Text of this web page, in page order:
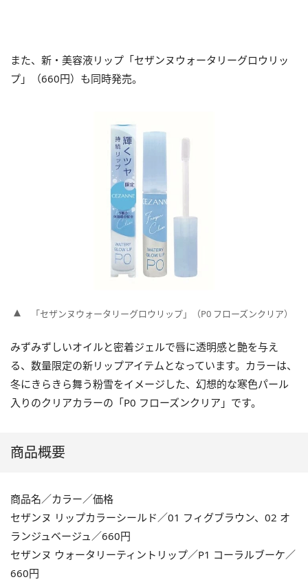
また、新・美容液リップ「セザンヌウォータリーグロウリッ
プ」（660円）も同時発売。
「セザンヌウォータリーグロウリップ」（P0 フローズンクリア）
みずみずしいオイルと密着ジェルで唇に透明感と艶を与え
る、数量限定の新リップアイテムとなっています。カラーは、
冬にきらきら舞う粉雪をイメージした、幻想的な寒色パール
入りのクリアカラーの「P0 フローズンクリア」です。
商品概要
商品名／カラー／価格
セザンヌ リップカラーシールド／01 フィグブラウン、02 オ
ランジュベージュ／660円
セザンヌ ウォータリーティントリップ／P1 コーラルブーケ／
660円